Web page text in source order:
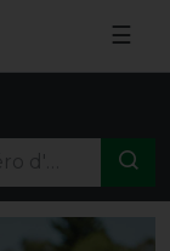
☰